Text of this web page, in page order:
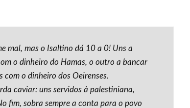
mal, mas o Isaltino dá 10 a 0! Uns a
o dinheiro do Hamas, o outro a bancar
com o dinheiro dos Oeirenses.
caviar: uns servidos à palestiniana,
fim, sobra sempre a conta para o povo